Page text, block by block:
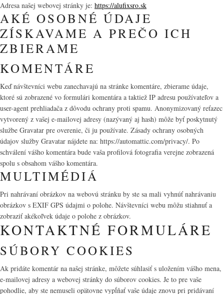
Adresa našej webovej stránky je: https://alufixsro.sk
AKÉ OSOBNÉ ÚDAJE
ZÍSKAVAME A PREČO ICH
ZBIERAME
KOMENTÁRE
Keď návštevníci webu zanechavajú na stránke komentáre, zbierame údaje,
ktoré sú zobrazené vo formulári komentára a taktiež IP adresu používateľov a
user-agent prehliadača z dôvodu ochrany proti spamu. Anonymizovaný reťazec
vytvorený z vašej e-mailovej adresy (nazývaný aj hash) môže byť poskytnutý
službe Gravatar pre overenie, či ju používate. Zásady ochrany osobných
údajov služby Gravatar nájdete na: https://automattic.com/privacy/. Po
schválení vášho komentára bude vaša profilová fotografia verejne zobrazená
spolu s obsahom vášho komentára.
MULTIMÉDIÁ
Pri nahrávaní obrázkov na webovú stránku by ste sa mali vyhnúť nahrávaniu
obrázkov s EXIF GPS údajmi o polohe. Návštevníci webu môžu stiahnuť a
zobraziť akékoľvek údaje o polohe z obrázkov.
KONTAKTNÉ FORMULÁRE
SÚBORY COOKIES
Ak pridáte komentár na našej stránke, môžete súhlasiť s uložením vášho mena,
e-mailovej adresy a webovej stránky do súborov cookies. Je to pre vaše
pohodlie, aby ste nemuseli opätovne vypĺňať vaše údaje znovu pri pridávaní